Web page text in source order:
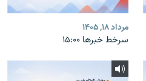
مرداد ۱۸, ۱۴۰۵
سرخط خبرها ۱۵:۰۰